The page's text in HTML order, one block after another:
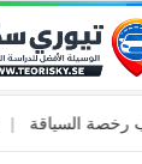
السياقة